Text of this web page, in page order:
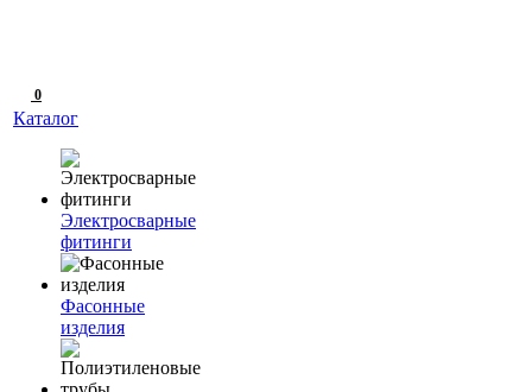
0
Каталог
Электросварные
фитинги
Фасонные
изделия